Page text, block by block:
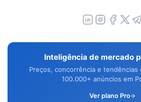
Inteligência de mercado
Preços, concorrência e
100.000+ anúncios em
Ver plano Pro